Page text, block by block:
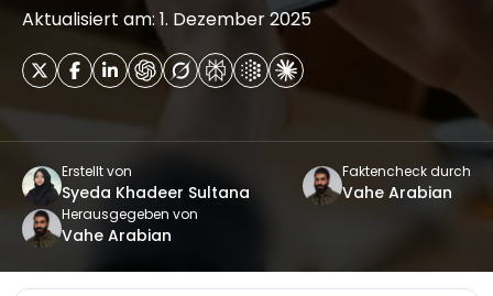
Aktualisiert am: 1. Dezember 2025
Erstellt von
Syeda Khadeer Sultana
Faktencheck durch
Vahe Arabian
Herausgegeben von
Vahe Arabian